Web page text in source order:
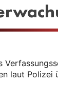
laut Polizei